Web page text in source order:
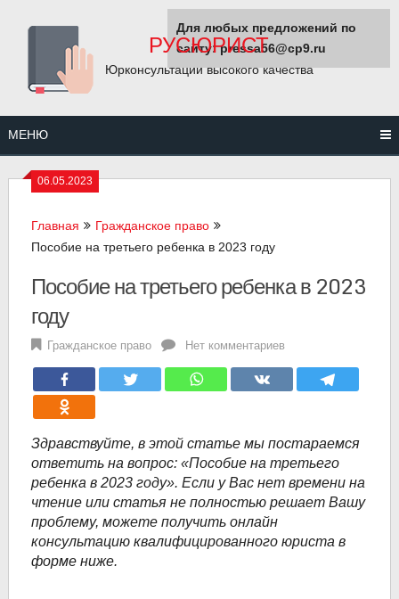
содержанию
РУСЮРИСТ
Юрконсультации высокого качества
МЕНЮ
06.05.2023
Главная
Гражданское право
Пособие на третьего ребенка в 2023 году
Пособие на третьего ребенка в 2023
году
Гражданское право Нет комментариев
Здравствуйте, в этой статье мы постараемся
ответить на вопрос: «Пособие на третьего
ребенка в 2023 году». Если у Вас нет времени на
чтение или статья не полностью решает Вашу
проблему, можете получить онлайн
консультацию квалифицированного юриста в
форме ниже.
Для любых предложений по
сайту: pressa56@cp9.ru